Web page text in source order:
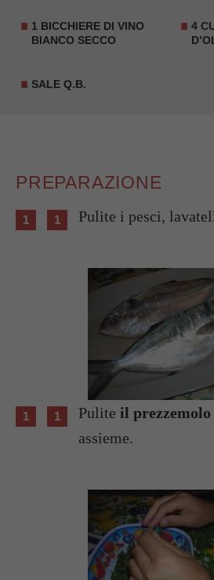
1 BICCHIERE DI VINO
BIANCO SECCO
4
SALE Q.B.
PREPARAZIONE
Pulite i pesci,
Pulite il prezzemolo
assieme.